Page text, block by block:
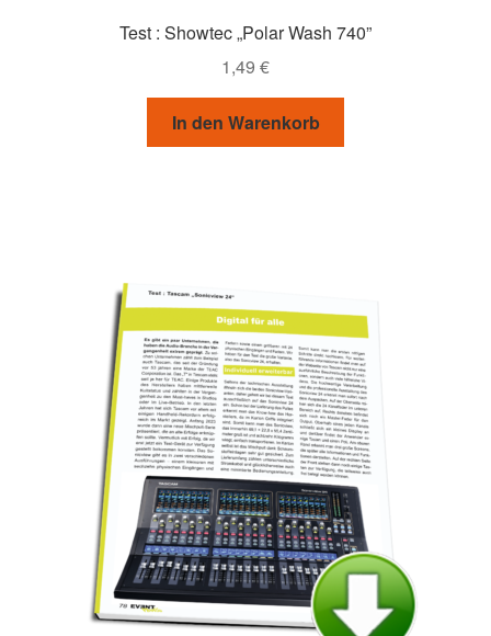
Test : Showtec „Polar Wash 740”
1,49 €
In den Warenkorb